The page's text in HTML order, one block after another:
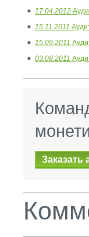
17.04.2012
15.11.2011
15.09.2011
03.08.2011
Заказать